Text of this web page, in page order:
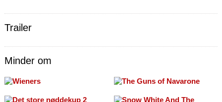
Trailer
Minder om